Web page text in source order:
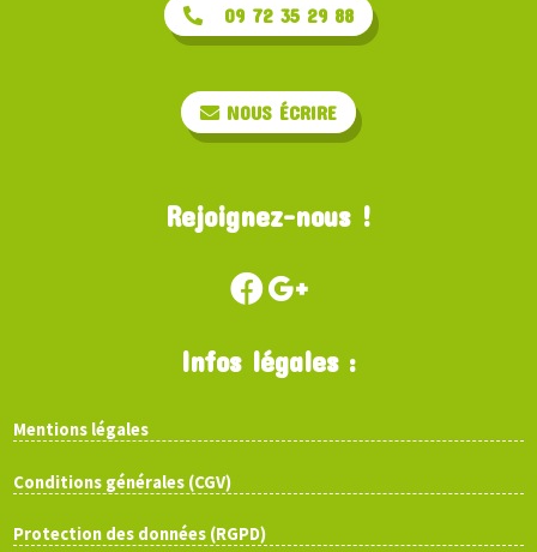
09 72 35 29 88
NOUS ÉCRIRE
Rejoignez-nous !
Infos légales :
Mentions légales
Conditions générales (CGV)
Protection des données (RGPD)